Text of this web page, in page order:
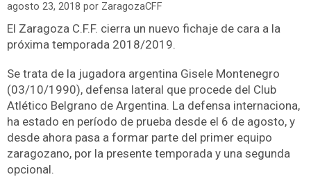
agosto 23, 2018 por ZaragozaCFF
El Zaragoza C.F.F. cierra un nuevo fichaje de cara a la
próxima temporada 2018/2019.
Se trata de la jugadora argentina Gisele Montenegro
(03/10/1990), defensa lateral que procede del Club
Atlético Belgrano de Argentina. La defensa internaciona,
ha estado en período de prueba desde el 6 de agosto, y
desde ahora pasa a formar parte del primer equipo
zaragozano, por la presente temporada y una segunda
opcional.